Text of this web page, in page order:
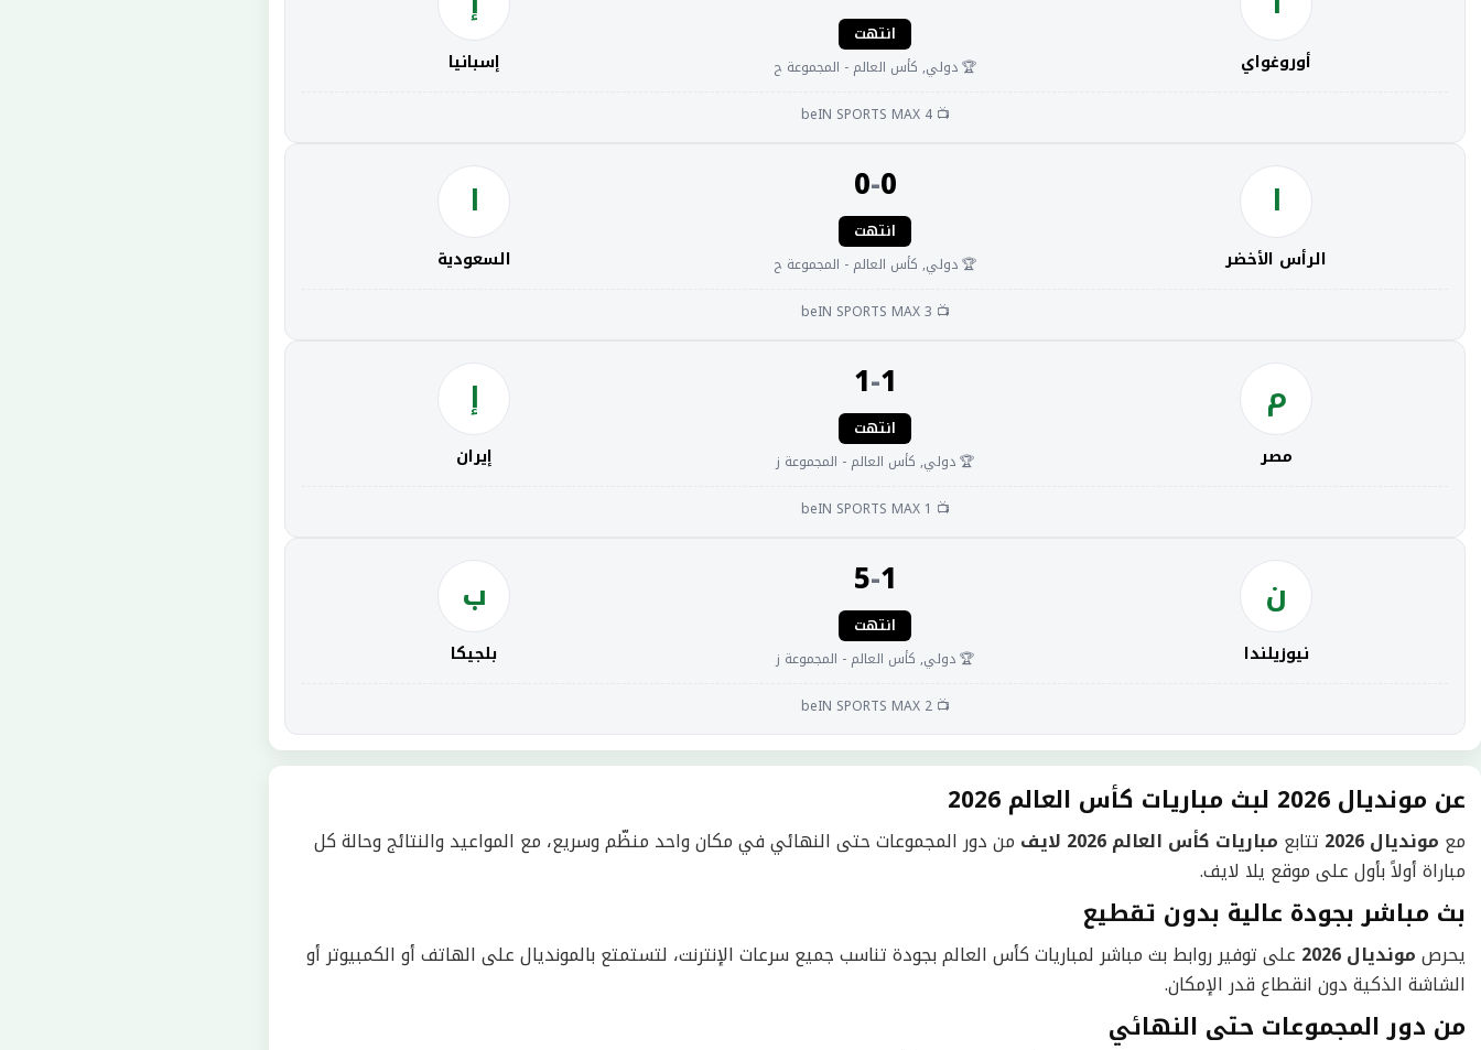
أوروغواي
انتهت
🏆 دولي, كأس العالم - المجموعة ح إسبانيا
📺 beIN SPORTS MAX 4
ا
الرأس الأخضر
0
-
0
انتهت
🏆 دولي, كأس العالم - المجموعة ح
ا
السعودية
📺 beIN SPORTS MAX 3
م
مصر
1
-
1
انتهت
🏆 دولي, كأس العالم - المجموعة ز
إ
إيران
📺 beIN SPORTS MAX 1
ن
نيوزيلندا
1
-
5
انتهت
🏆 دولي, كأس العالم - المجموعة ز
ب
بلجيكا
📺 beIN SPORTS MAX 2
عن مونديال 2026 لبث مباريات كأس العالم 2026
مع مونديال 2026 تتابع مباريات كأس العالم 2026 لايف
من دور المجموعات حتى النهائي في مكان واحد منظّم وسريع، مع المواعيد والنتائج وحالة كل
مباراة أولاً بأول على موقع يلا لايف.
بث مباشر بجودة عالية بدون تقطيع
يحرصمونديال 2026
على توفير روابط بث مباشر لمباريات كأس العالم بجودة تناسب جميع سرعات الإنترنت، لتستمتع بالمونديال على الهاتف أو الكمبيوتر أو
الشاشة الذكية دون انقطاع قدر الإمكان.
من دور المجموعات حتى النهائي